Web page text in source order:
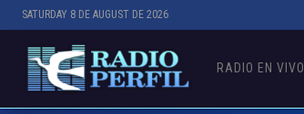
SATURDAY 8 DE AUGUST DE 2026
RADIO EN VIVO